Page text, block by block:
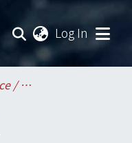
Log In
College of Life Science / 生命科學院